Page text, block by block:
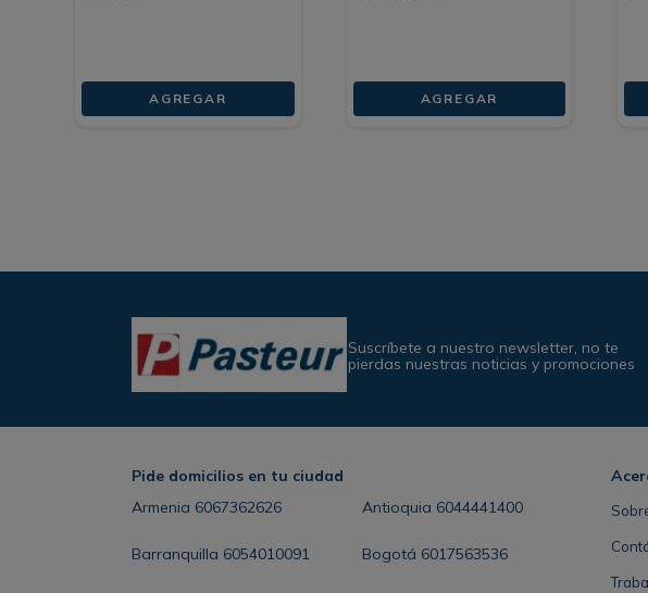
AGREGAR AGREGAR
Suscríbete a nuestro newsletter, no te
pierdas nuestras noticias y promociones
Pide domicilios en tu ciudad
Armenia 6067362626 Antioquia 6044441400
Barranquilla 6054010091 Bogotá 6017563536